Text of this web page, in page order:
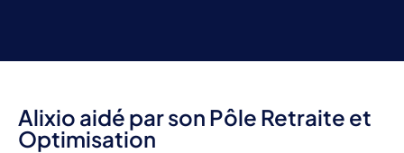
Alixio aidé par son Pôle Retraite et
Optimisation